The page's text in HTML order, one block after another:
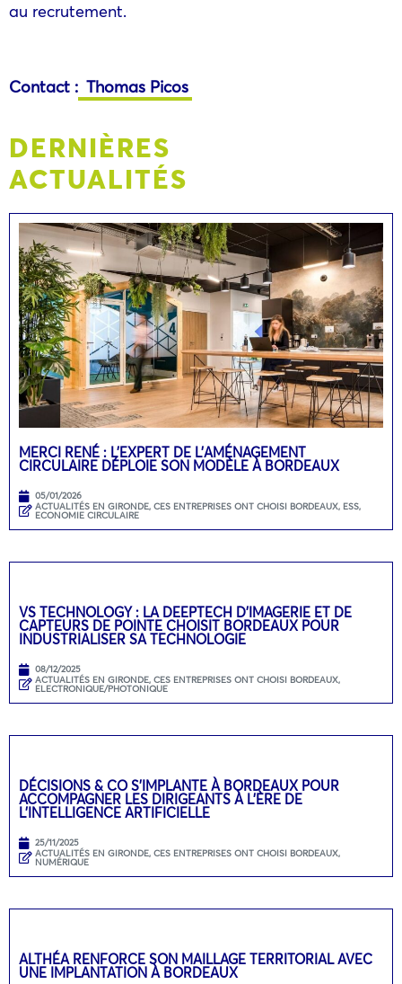
au recrutement.
Contact : Thomas Picos
DERNIÈRES
ACTUALITÉS
MERCI RENÉ : L’EXPERT DE L’AMÉNAGEMENT
CIRCULAIRE DÉPLOIE SON MODÈLE À BORDEAUX
05/01/2026
ACTUALITÉS EN GIRONDE, CES ENTREPRISES ONT CHOISI BORDEAUX, ESS,
ECONOMIE CIRCULAIRE
VS TECHNOLOGY : LA DEEPTECH D’IMAGERIE ET DE
CAPTEURS DE POINTE CHOISIT BORDEAUX POUR
INDUSTRIALISER SA TECHNOLOGIE
08/12/2025
ACTUALITÉS EN GIRONDE, CES ENTREPRISES ONT CHOISI BORDEAUX,
ELECTRONIQUE/PHOTONIQUE
DÉCISIONS & CO S’IMPLANTE À BORDEAUX POUR
ACCOMPAGNER LES DIRIGEANTS À L’ÈRE DE
L’INTELLIGENCE ARTIFICIELLE
25/11/2025
ACTUALITÉS EN GIRONDE, CES ENTREPRISES ONT CHOISI BORDEAUX,
NUMÉRIQUE
ALTHÉA RENFORCE SON MAILLAGE TERRITORIAL AVEC
UNE IMPLANTATION À BORDEAUX